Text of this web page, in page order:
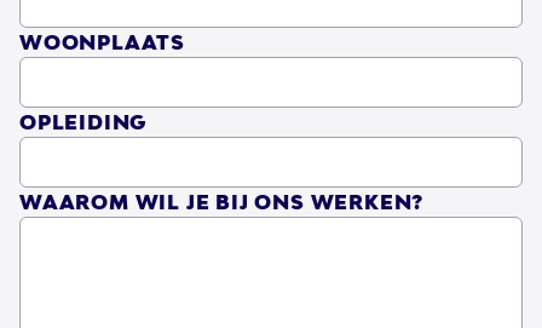
Gemeenschap en samenwerking
essentieel aspect van de werkwijze van de
met professionals, vrijwilligers en de
WOONPLAATS
OPLEIDING
WAAROM WIL JE BIJ ONS WERKEN?